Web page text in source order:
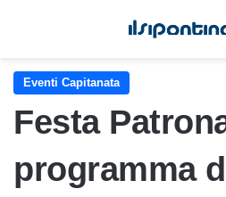
Eventi Capitanata
Festa
programma